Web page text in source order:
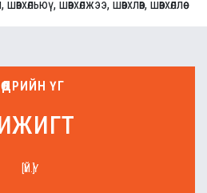
шөвхөльюү, шөвхөлжээ, шөвхлөв, шөвхөллөө
ҮГ
[ҮЙ.Ү]